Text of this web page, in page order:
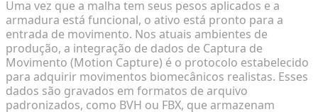
Uma vez que a malha tem seus pesos aplicados e a
armadura está funcional, o ativo está pronto para a
entrada de movimento. Nos atuais ambientes de
produção, a integração de dados de Captura de
Movimento (Motion Capture) é o protocolo estabelecido
para adquirir movimentos biomecânicos realistas. Esses
dados são gravados em formatos de arquivo
padronizados, como BVH ou FBX, que armazenam